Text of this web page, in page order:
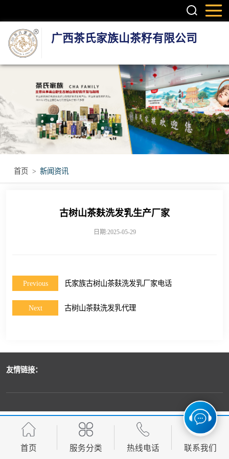
广西茶氏家族山茶籽有限公司
首页 > 新闻资讯
古树山茶麸洗发乳生产厂家
日期:2025-05-29
Previous 氏家族古树山茶麸洗发乳厂家电话
Next 古树山茶麸洗发乳代理
友情链接：
首页 服务分类 热线电话 联系我们
护肤系列产品
疼痛调理产品
无烟艾灸产品
瑶浴瑶茶产品